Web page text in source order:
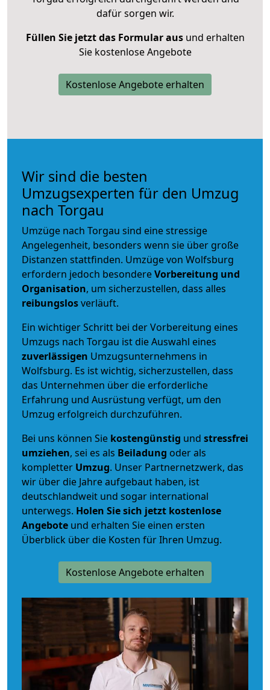
dafür sorgen wir.
Füllen Sie jetzt das Formular ausund erhalten
Sie kostenlose Angebote
Kostenlose Angebote erhalten
Wir sind die besten
Umzugsexperten für den Umzug
nach Torgau
Umzüge nach Torgau sind eine stressige
Angelegenheit, besonders wenn sie über große
Distanzen stattfinden. Umzüge von Wolfsburg
erfordern jedoch besondereVorbereitung und
Organisation, um sicherzustellen, dass alles
reibungslosverläuft.
Ein wichtiger Schritt bei der Vorbereitung eines
Umzugs nach Torgau ist die Auswahl eines
zuverlässigen Umzugsunternehmens in
Wolfsburg. Es ist wichtig, sicherzustellen, dass
das Unternehmen über die erforderliche
Erfahrung und Ausrüstung verfügt, um den
Umzug erfolgreich durchzuführen.
Bei uns können Sie kostengünstig und stressfrei
umziehen, sei es als Beiladung oder als
kompletter Umzug. Unser Partnernetzwerk, das
wir über die Jahre aufgebaut haben, ist
deutschlandweit und sogar international
unterwegs. Holen Sie sich jetzt kostenlose
Angebote und erhalten Sie einen ersten
Überblick über die Kosten für Ihren Umzug.
Kostenlose Angebote erhalten